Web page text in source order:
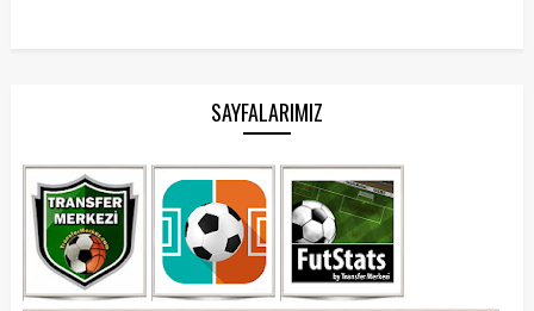
SAYFALARIMIZ